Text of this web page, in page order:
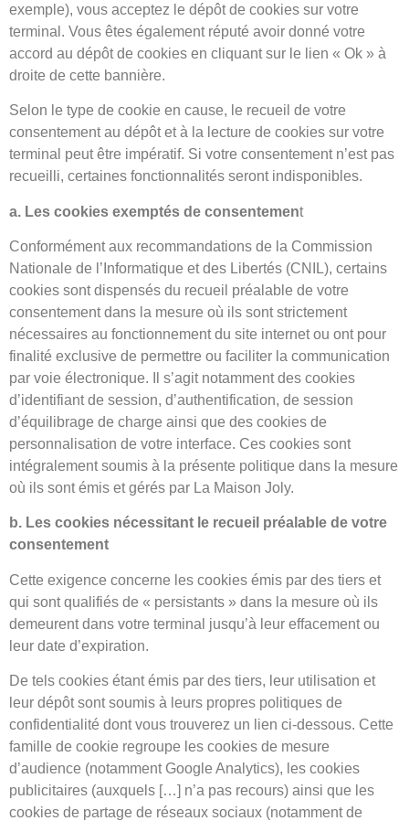
exemple), vous acceptez le dépôt de cookies sur votre
terminal. Vous êtes également réputé avoir donné votre
accord au dépôt de cookies en cliquant sur le lien « Ok » à
droite de cette bannière.
Selon le type de cookie en cause, le recueil de votre
consentement au dépôt et à la lecture de cookies sur votre
terminal peut être impératif. Si votre consentement n’est pas
recueilli, certaines fonctionnalités seront indisponibles.
a. Les cookies exemptés de consentement
Conformément aux recommandations de la Commission
Nationale de l’Informatique et des Libertés (CNIL), certains
cookies sont dispensés du recueil préalable de votre
consentement dans la mesure où ils sont strictement
nécessaires au fonctionnement du site internet ou ont pour
finalité exclusive de permettre ou faciliter la communication
par voie électronique. Il s’agit notamment des cookies
d’identifiant de session, d’authentification, de session
d’équilibrage de charge ainsi que des cookies de
personnalisation de votre interface. Ces cookies sont
intégralement soumis à la présente politique dans la mesure
où ils sont émis et gérés par La Maison Joly.
b. Les cookies nécessitant le recueil préalable de votre
consentement
Cette exigence concerne les cookies émis par des tiers et
qui sont qualifiés de « persistants » dans la mesure où ils
demeurent dans votre terminal jusqu’à leur effacement ou
leur date d’expiration.
De tels cookies étant émis par des tiers, leur utilisation et
leur dépôt sont soumis à leurs propres politiques de
confidentialité dont vous trouverez un lien ci-dessous. Cette
famille de cookie regroupe les cookies de mesure
d’audience (notamment Google Analytics), les cookies
publicitaires (auxquels […] n’a pas recours) ainsi que les
cookies de partage de réseaux sociaux (notamment de